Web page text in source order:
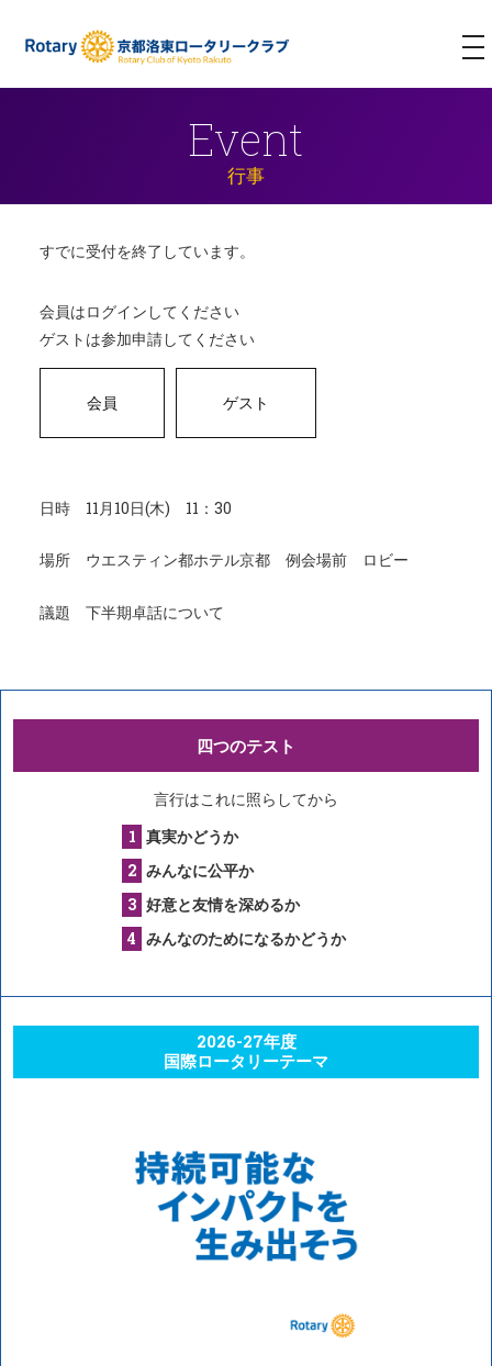
Event
行事
すでに受付を終了しています。
会員はログインしてください
ゲストは参加申請してください
日時 11月10日(木) 11：30
場所 ウエスティン都ホテル京都 例会場前 ロビー
議題 下半期卓話について
四つのテスト
言行はこれに照らしてから
真実かどうか
みんなに公平か
好意と友情を深めるか
みんなのためになるかどうか
2026-27年度
国際ロータリーテーマ